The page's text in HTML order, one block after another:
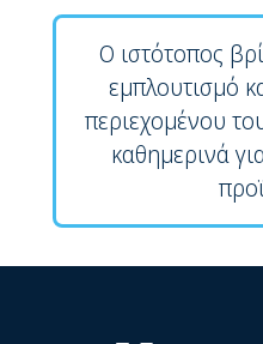
Ο ιστότοπος
εμπλουτισμό
περιεχομένου
καθημερινά